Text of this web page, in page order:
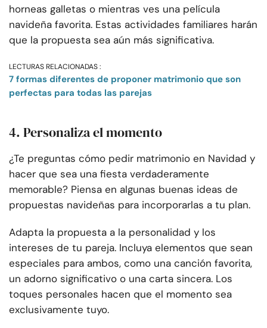
horneas galletas o mientras ves una película
navideña favorita. Estas actividades familiares harán
que la propuesta sea aún más significativa.
LECTURAS RELACIONADAS :
7 formas diferentes de proponer matrimonio que son
perfectas para todas las parejas
4. Personaliza el momento
¿Te preguntas cómo pedir matrimonio en Navidad y
hacer que sea una fiesta verdaderamente
memorable? Piensa en algunas buenas ideas de
propuestas navideñas para incorporarlas a tu plan.
Adapta la propuesta a la personalidad y los
intereses de tu pareja. Incluya elementos que sean
especiales para ambos, como una canción favorita,
un adorno significativo o una carta sincera. Los
toques personales hacen que el momento sea
exclusivamente tuyo.